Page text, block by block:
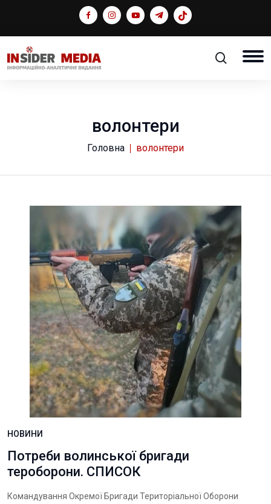
волонтери
Головна волонтери
НОВИНИ
Потреби волинської бригади
тероборони. СПИСОК
Командування Окремої Бригади Територіальної Оборони